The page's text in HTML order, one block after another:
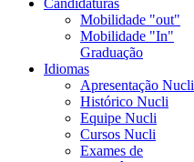
Candidaturas
Mobilidade "out"
Mobilidade "In"
Graduação
Idiomas
Apresentação Nucli
Histórico Nucli
Equipe Nucli
Cursos Nucli
Exames de